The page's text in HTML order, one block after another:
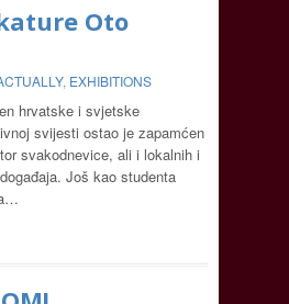
Oto
, EXHIBITIONS
hrvatske i svjetske
svijesti ostao je zapamćen
svakodnevice, ali i lokalnih i
Još kao studenta